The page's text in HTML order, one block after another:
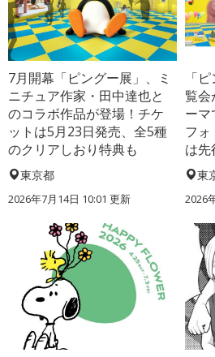
7月開幕「ピングー展」、ミ
ニチュア作家・田中達也と
のコラボ作品が登場！チケ
ットは5月23日発売、全5種
のクリアしおり特典も
東京都
2026年7月14日 10:01 更新
「
覧会
ー
フォ
は先
東
2026